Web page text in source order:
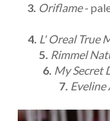
3. Oriflame-
4. L' Oreal True
5. Rimmel
6. My Secret
7. Eveline